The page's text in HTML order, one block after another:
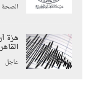
الصحة
هزة
عاجل